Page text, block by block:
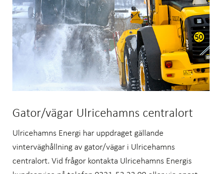
Gator/vägar Ulricehamns centralort
Ulricehamns Energi har uppdraget gällande
vinterväghållning av gator/vägar i Ulricehamns
centralort. Vid frågor kontakta Ulricehamns Energis